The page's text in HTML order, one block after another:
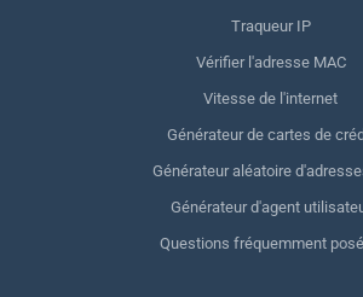
Traqueur IP
Vérifier l'adresse MAC
Vitesse de l'internet
Générateur de cartes de
Générateur aléatoire
Générateur d'agent
Questions fréquemment